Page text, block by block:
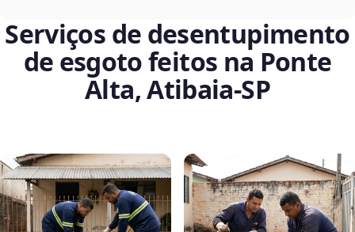
Serviços de desentupimento
de esgoto feitos na Ponte
Alta, Atibaia‑SP